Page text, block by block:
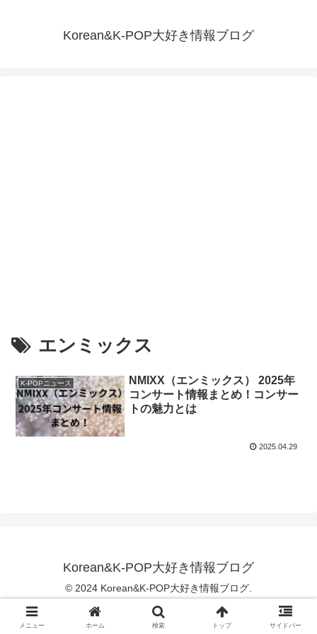
Korean&K-POP大好き情報ブログ
エンミックス
K-POPニュース
NMIXX（エンミックス） 2025年
コンサート情報まとめ！コンサー
トの魅力とは
2025.04.29
Korean&K-POP大好き情報ブログ
© 2024 Korean&K-POP大好き情報ブログ.
メニュー ホーム 検索 トップ サイドバー